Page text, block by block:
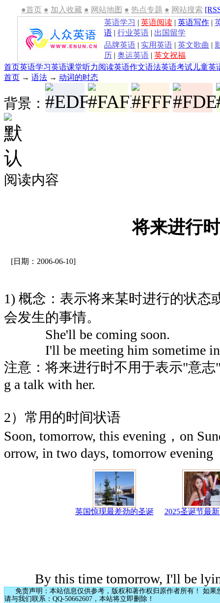
●首页 ● 加入收藏 ● 网站地图 ● 热点专题 ● 网站搜索
英语学习 | 英语阅读 | 英语写作 |
语 | 行业英语 | 出国留学
品牌英语 | 实用英语 | 英文歌曲 |
历 | 奥运英语 | 英文祝福
首页英语学习英语课堂听力阅读英语作文语法英语考试 儿童英
首页 → 语法 → 动词的时态
背景：
阅读内容
将来进行时
[日期：2006-06-10]
1) 概念：表示将来某时进行的状态
会发生的事情。
She'll be coming soon.
I'll be meeting him sometime in
注意：将来进行时不用于表示"意志
g a talk with her.
2）常用的时间状语
Soon, tomorrow, this evening，on
orrow, in two days, tomorrow evening
英国惊现最差劲的圣诞 2025圣诞节最
By this time tomorrow, I'll be
免责声明：本站信息仅供参考，版权和著作权归原作者所有！ 如果
请与我们联系：QQ-50662607，本站将立即删除！